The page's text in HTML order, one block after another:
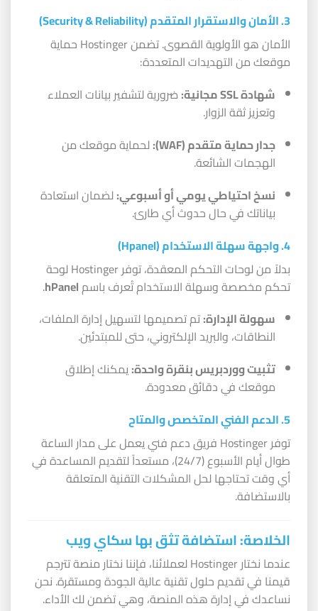
3. الأمان والاستقرار المتقدم (Security & Reliability)
الأمان هو الأولوية القصوى. تضمن Hostinger حماية
موقعك من التهديدات المتعددة:
شهادة SSL مجانية:
ضرورية لتشفير بيانات العملاء
وتعزيز ثقة الزوار.
جدار حماية متقدم (WAF):
لحماية موقعك من
الهجمات الشائعة.
نسخ احتياطي يومي أو أسبوعي:لضمان استعادة
بياناتك في حال حدوث أي طارئ.
4. واجهة سهلة الاستخدام (Hpanel)
بدلاً من لوحات التحكم المعقدة، توفر Hostinger لوحة
تحكم مخصصة وسهلة الاستخدام تُعرف باسمhPanel
.
سهولة الإدارة:تم تصميمها لتسهيل إدارة الملفات،
النطاقات، والبريد الإلكتروني، حتى للمبتدئين.
تثبيت ووردبريس بنقرة واحدة:يمكنك إطلاق
موقعك في دقائق معدودة.
5. الدعم الفني المتخصص والمتاح
توفر Hostinger فريق دعم فني يعمل على مدار الساعة
طوال أيام الأسبوع (24/7)، مستعداً لتقديم المساعدة في
أي وقت تحتاجها لحل المشكلات التقنية المتعلقة
بالاستضافة.
الخلاصة: استضافة تثق بها سكاي ويب
عندما نختار Hostinger لعملائنا، فإننا نختار منصة تترجم
قيمنا في تقديم حلول تقنية عالية الجودة ومستقرة. نحن
نساعدك في إدارة هذه المنصة، وهي تضمن لك الأداء.